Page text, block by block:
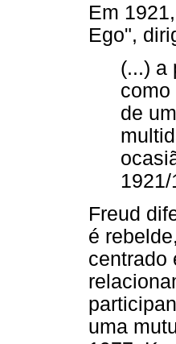
Em
Ego",
(...) a
como
de
Freud
é
centrado
uma